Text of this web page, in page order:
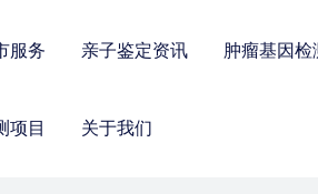
服务 亲子鉴定资讯 肿瘤基因检
项目 关于我们